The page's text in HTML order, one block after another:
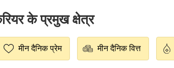
के प्रमुख क्षेत्र
मीन दैनिक प्रेम मीन दैनिक वित्त